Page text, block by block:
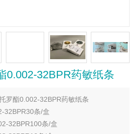
0.002-32BPR药敏纸条
罗酯0.002-32BPR药敏纸条
32BPR30条/盒
32BPR100条/盒